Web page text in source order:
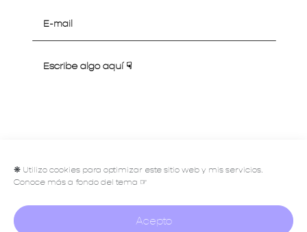
❋ Utilizo cookies para optimizar este sitio web y mis servicios.
Conoce más a fondo del tema ☞
Acepto
Hablemos